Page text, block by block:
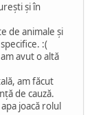
și în
de animale și
:(
avut o altă
am făcut
de cauză.
joacă rolul